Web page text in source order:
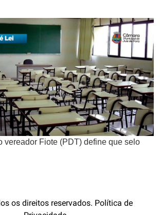
vereador Fiote (PDT) define que selo
os direitos reservados. Política de